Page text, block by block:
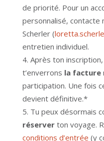
de priorité. Pour un
personnalisé,
Scherler (
entretien individuel.
Après ton
t’enverrons la facture
participation. Une fois
devient définitive.*
Tu peux désormais
réserverton voyage.
conditions d’entrée (y